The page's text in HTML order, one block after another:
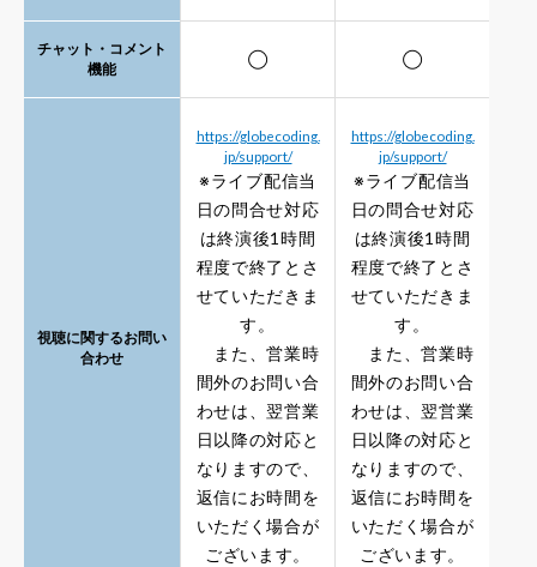
チャット・コメント
機能
◯ ◯
視聴に関するお問い
合わせ
https://globecoding.
jp/support/
※ライブ配信当
日の問合せ対応
は終演後1時間
程度で終了とさ
せていただきま
す。
また、営業時
間外のお問い合
わせは、翌営業
日以降の対応と
なりますので、
返信にお時間を
いただく場合が
ございます。
https://globecoding.
jp/support/
※ライブ配信当
日の問合せ対応
は終演後1時間
程度で終了とさ
せていただきま
す。
また、営業時
間外のお問い合
わせは、翌営業
日以降の対応と
なりますので、
返信にお時間を
いただく場合が
ございます。